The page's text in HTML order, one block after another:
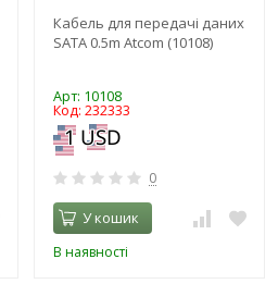
Кабель для передачі даних
SATA 0.5m Atcom (10108)
Арт: 10108
Код: 232333
0
У кошик
В наявності